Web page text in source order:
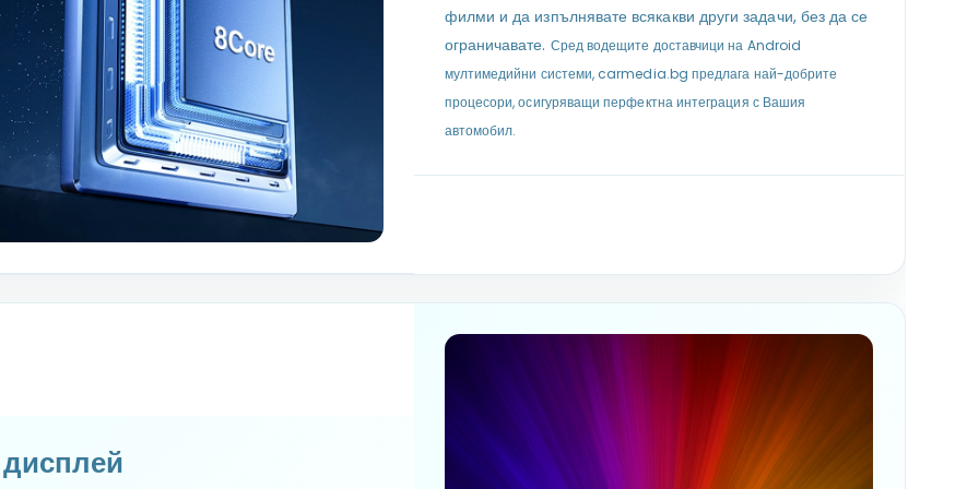
филми и да изпълнявате всякакви други задачи, без да се
ограничавате. Сред водещите доставчици на Android
мултимедийни системи, carmedia.bg предлага най-добрите
процесори, осигуряващи перфектна интеграция с Вашия
автомобил.
дисплей